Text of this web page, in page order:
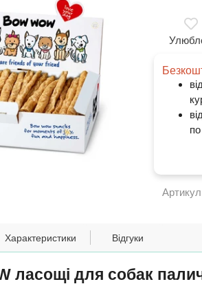
Характеристики Відгуки
ласощі для собак